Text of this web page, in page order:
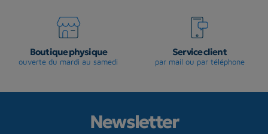
Boutique physique
ouverte du mardi au samedi
Service client
par mail ou par téléphone
Newsletter